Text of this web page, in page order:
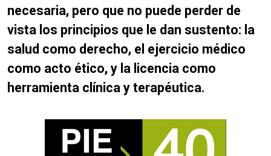
necesaria, pero que no puede perder de
vista los principios que le dan sustento: la
salud como derecho, el ejercicio médico
como acto ético, y la licencia como
herramienta clínica y terapéutica.